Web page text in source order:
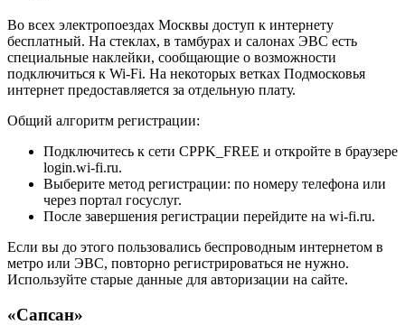
Во всех электропоездах Москвы доступ к интернету
бесплатный. На стеклах, в тамбурах и салонах ЭВС есть
специальные наклейки, сообщающие о возможности
подключиться к Wi-Fi. На некоторых ветках Подмосковья
интернет предоставляется за отдельную плату.
Общий алгоритм регистрации:
Подключитесь к сети CPPK_FREE и откройте в браузере
login.wi-fi.ru.
Выберите метод регистрации: по номеру телефона или
через портал госуслуг.
После завершения регистрации перейдите на wi-fi.ru.
Если вы до этого пользовались беспроводным интернетом в
метро или ЭВС, повторно регистрироваться не нужно.
Используйте старые данные для авторизации на сайте.
«Сапсан»